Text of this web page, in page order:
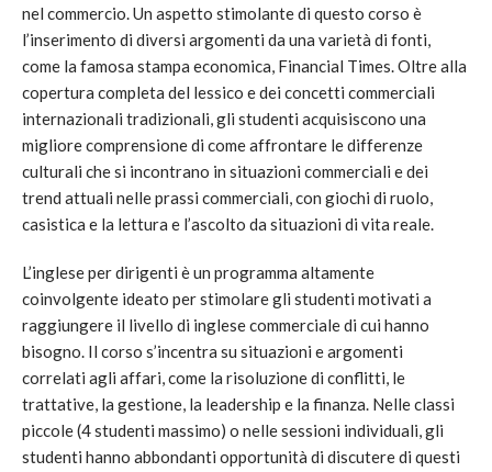
nel commercio. Un aspetto stimolante di questo corso è
l’inserimento di diversi argomenti da una varietà di fonti,
come la famosa stampa economica, Financial Times. Oltre alla
copertura completa del lessico e dei concetti commerciali
internazionali tradizionali, gli studenti acquisiscono una
migliore comprensione di come affrontare le differenze
culturali che si incontrano in situazioni commerciali e dei
trend attuali nelle prassi commerciali, con giochi di ruolo,
casistica e la lettura e l’ascolto da situazioni di vita reale.
L’inglese per dirigenti è un programma altamente
coinvolgente ideato per stimolare gli studenti motivati a
raggiungere il livello di inglese commerciale di cui hanno
bisogno. Il corso s’incentra su situazioni e argomenti
correlati agli affari, come la risoluzione di conflitti, le
trattative, la gestione, la leadership e la finanza. Nelle classi
piccole (4 studenti massimo) o nelle sessioni individuali, gli
studenti hanno abbondanti opportunità di discutere di questi